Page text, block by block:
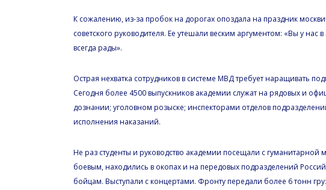
К сожалению, из-за пробок на дорогах опоздала на праздник
советского руководителя. Ее утешали веским аргументом: «Вы у
всегда рады».
Острая нехватка сотрудников в системе МВД требует наращивать
Сегодня более 4500 выпускников академии служат на рядовых и
дознании; уголовном розыске; инспекторами отделов
исполнения наказаний.
Не раз студенты и руководство академии посещали с
боевым, находились в окопах и на передовых подразделений
бойцам. Выступали с концертами. Фронту передали более 6 тонн